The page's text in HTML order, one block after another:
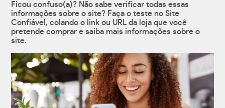
Ficou confuso(a)? Não sabe verificar todas essas
informações sobre o site? Faça o teste no Site
Confiável, colando o link ou URL da loja que você
pretende comprar e saiba mais informações sobre o
site.